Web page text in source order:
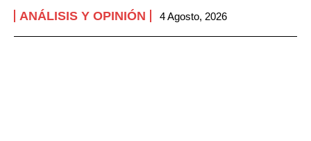
ANÁLISIS Y OPINIÓN 4 Agosto, 2026